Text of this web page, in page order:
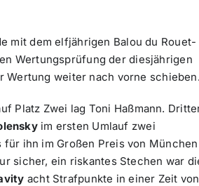
mit dem elfjährigen Balou du Rouet-
Wertungsprüfung der diesjährigen
Wertung weiter nach vorne schieben.
Platz Zwei lag Toni Haßmann.
im ersten Umlauf zwei
ihn im Großen Preis von München
sicher, ein riskantes Stechen war
acht Strafpunkte in einer Zeit von